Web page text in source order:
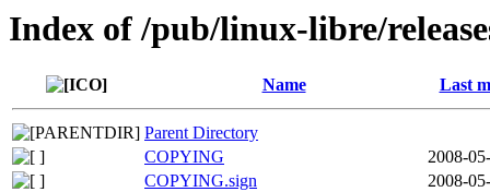
Index of /pub/linux-libre/
Name Last
Parent Directory
COPYING
2008-
COPYING.sign
2008-